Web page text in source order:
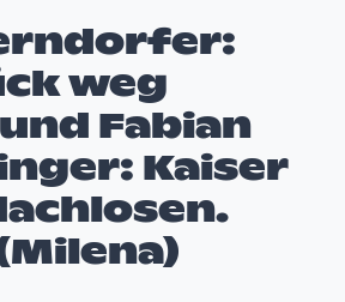
weg
Fabian
Kaiser